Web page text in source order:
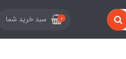
0 سبد خرید شما